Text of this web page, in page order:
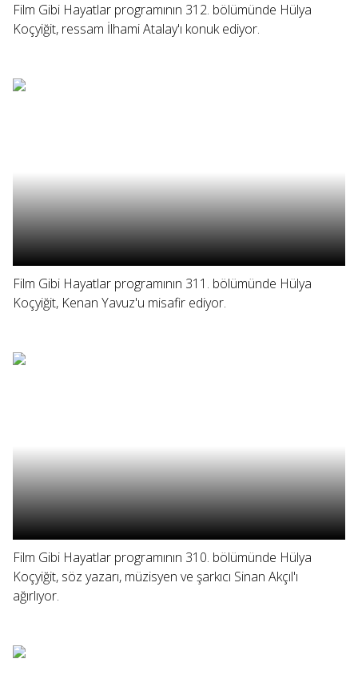
Film Gibi Hayatlar programının 312. bölümünde Hülya
Koçyiğit, ressam İlhami Atalay'ı konuk ediyor.
Film Gibi Hayatlar programının 311. bölümünde Hülya
Koçyiğit, Kenan Yavuz'u misafir ediyor.
Film Gibi Hayatlar programının 310. bölümünde Hülya
Koçyiğit, söz yazarı, müzisyen ve şarkıcı Sinan Akçıl'ı
ağırlıyor.